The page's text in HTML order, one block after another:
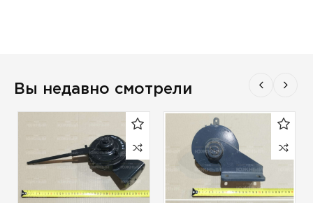
Вы недавно смотрели